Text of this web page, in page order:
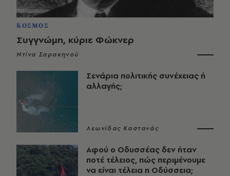
ΚΟΣΜΟΣ
Συγγνώμη, κύριε Φώκνερ
Ντίνα Σαρακηνού
Σενάρια πολιτικής συνέχειας ή
αλλαγής;
Λεωνίδας Καστανάς
Αφού ο Οδυσσέας δεν ήταν
ποτέ τέλειος, πώς περιμένουμε
να είναι τέλεια η Οδύσσεια;